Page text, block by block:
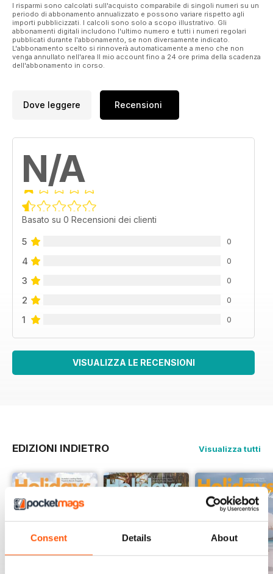
Consent Details About
I risparmi sono calcolati sull'acquisto comparabile di singoli numeri su un
periodo di abbonamento annualizzato e possono variare rispetto agli
importi pubblicizzati. I calcoli sono solo a scopo illustrativo. Gli
abbonamenti digitali includono l'ultimo numero e tutti i numeri regolari
pubblicati durante l'abbonamento, se non diversamente indicato.
L'abbonamento scelto si rinnoverà automaticamente a meno che non
venga annullato nell'area Il mio account fino a 24 ore prima della scadenza
dell'abbonamento in corso.
Dove leggere Recensioni
N/A
Basato su 0 Recensioni dei clienti
5 0
4 0
3 0
2 0
1 0
VISUALIZZA LE RECENSIONI
EDIZIONI INDIETRO Visualizza tutti